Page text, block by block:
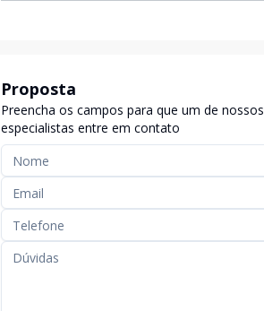
Proposta
Preencha os campos para que um de nossos
especialistas entre em contato